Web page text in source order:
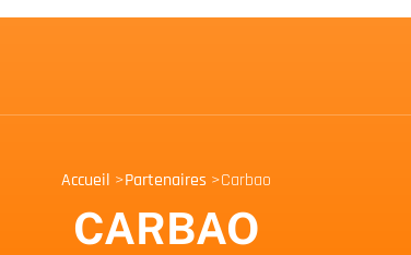
Accueil >Partenaires >Carbao
CARBAO